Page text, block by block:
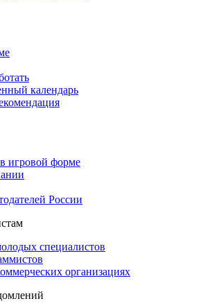
календарь
игровой форме
России
специалистов
организациях